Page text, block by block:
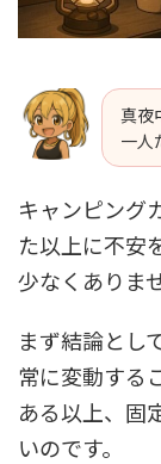
真夜
一人
キャンピング
た以上に不安
少なくありま
まず結論とし
常に変動する
ある以上、固
いのです。